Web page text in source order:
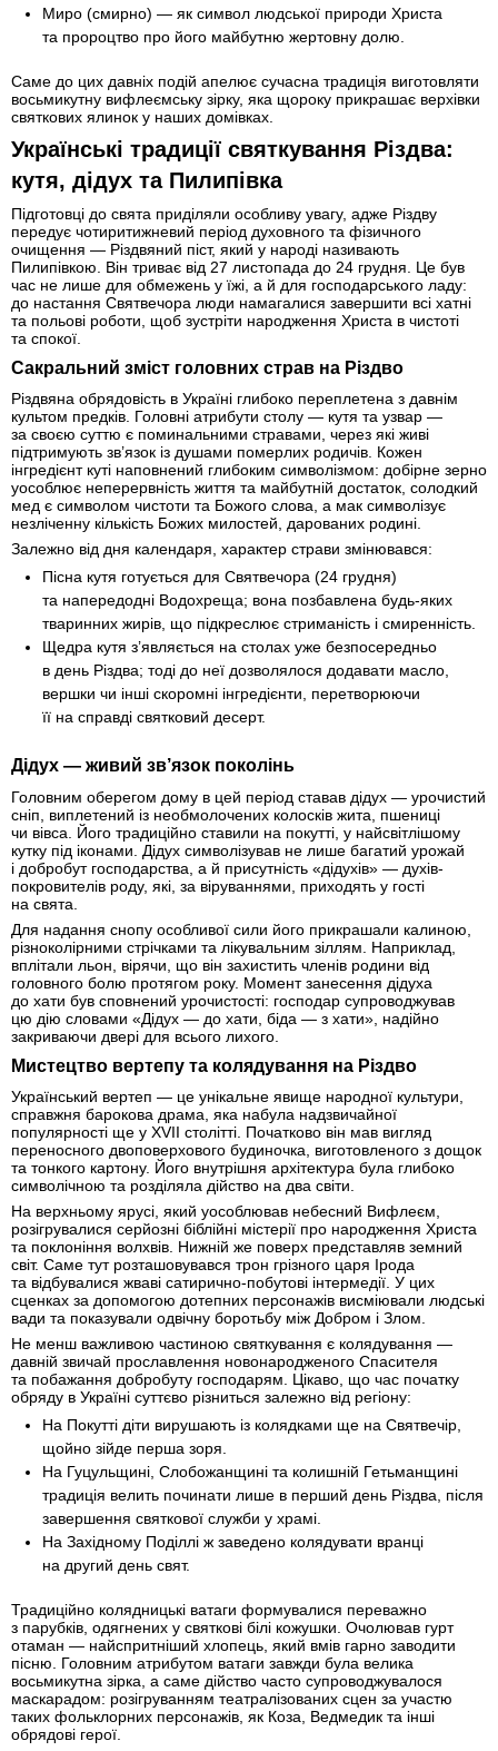
Миро (смирно) — як символ людської природи Христа
та пророцтво про його майбутню жертовну долю.
Саме до цих давніх подій апелює сучасна традиція виготовляти
восьмикутну вифлеємську зірку, яка щороку прикрашає верхівки
святкових ялинок у наших домівках.
Українські традиції святкування Різдва:
кутя, дідух та Пилипівка
Підготовці до свята приділяли особливу увагу, адже Різдву
передує чотиритижневий період духовного та фізичного
очищення — Різдвяний піст, який у народі називають
Пилипівкою. Він триває від 27 листопада до 24 грудня. Це був
час не лише для обмежень у їжі, а й для господарського ладу:
до настання Святвечора люди намагалися завершити всі хатні
та польові роботи, щоб зустріти народження Христа в чистоті
та спокої.
Сакральний зміст головних страв на Різдво
Різдвяна обрядовість в Україні глибоко переплетена з давнім
культом предків. Головні атрибути столу — кутя та узвар —
за своєю суттю є поминальними стравами, через які живі
підтримують зв’язок із душами померлих родичів. Кожен
інгредієнт куті наповнений глибоким символізмом: добірне зерно
уособлює неперервність життя та майбутній достаток, солодкий
мед є символом чистоти та Божого слова, а мак символізує
незліченну кількість Божих милостей, дарованих родині.
Залежно від дня календаря, характер страви змінювався:
Пісна кутя готується для Святвечора (24 грудня)
та напередодні Водохреща; вона позбавлена будь-яких
тваринних жирів, що підкреслює стриманість і смиренність.
Щедра кутя з’являється на столах уже безпосередньо
в день Різдва; тоді до неї дозволялося додавати масло,
вершки чи інші скоромні інгредієнти, перетворюючи
її на справді святковий десерт.
Дідух — живий зв’язок поколінь
Головним оберегом дому в цей період ставав дідух — урочистий
сніп, виплетений із необмолочених колосків жита, пшениці
чи вівса. Його традиційно ставили на покутті, у найсвітлішому
кутку під іконами. Дідух символізував не лише багатий урожай
і добробут господарства, а й присутність «дідухів» — духів-
покровителів роду, які, за віруваннями, приходять у гості
на свята.
Для надання снопу особливої сили його прикрашали калиною,
різноколірними стрічками та лікувальним зіллям. Наприклад,
вплітали льон, вірячи, що він захистить членів родини від
головного болю протягом року. Момент занесення дідуха
до хати був сповнений урочистості: господар супроводжував
цю дію словами «Дідух — до хати, біда — з хати», надійно
закриваючи двері для всього лихого.
Мистецтво вертепу та колядування на Різдво
Український вертеп — це унікальне явище народної культури,
справжня барокова драма, яка набула надзвичайної
популярності ще у XVII столітті. Початково він мав вигляд
переносного двоповерхового будиночка, виготовленого з дощок
та тонкого картону. Його внутрішня архітектура була глибоко
символічною та розділяла дійство на два світи.
На верхньому ярусі, який уособлював небесний Вифлеєм,
розігрувалися серйозні біблійні містерії про народження Христа
та поклоніння волхвів. Нижній же поверх представляв земний
світ. Саме тут розташовувався трон грізного царя Ірода
та відбувалися жваві сатирично-побутові інтермедії. У цих
сценках за допомогою дотепних персонажів висміювали людські
вади та показували одвічну боротьбу між Добром і Злом.
Не менш важливою частиною святкування є колядування —
давній звичай прославлення новонародженого Спасителя
та побажання добробуту господарям. Цікаво, що час початку
обряду в Україні суттєво різниться залежно від регіону:
На Покутті діти вирушають із колядками ще на Святвечір,
щойно зійде перша зоря.
На Гуцульщині, Слобожанщині та колишній Гетьманщині
традиція велить починати лише в перший день Різдва, після
завершення святкової служби у храмі.
На Західному Поділлі ж заведено колядувати вранці
на другий день свят.
Традиційно колядницькі ватаги формувалися переважно
з парубків, одягнених у святкові білі кожушки. Очолював гурт
отаман — найспритніший хлопець, який вмів гарно заводити
пісню. Головним атрибутом ватаги завжди була велика
восьмикутна зірка, а саме дійство часто супроводжувалося
маскарадом: розігруванням театралізованих сцен за участю
таких фольклорних персонажів, як Коза, Ведмедик та інші
обрядові герої.